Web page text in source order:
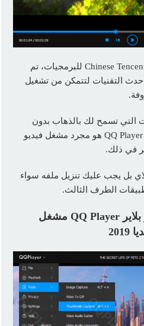
تم تطوير QQ Player بواسطة Chinese Tencent للبرمجيات، تم
التقنيات لتتمكن من تشغيل
التي تسمح لك بالذهاب بدون
برامج أخرى، إذا كنت تعتقد أن QQ Player هو مجرد مشغل فيديو
في ذلك.
بل يجب عليك تنزيل ملفه سواء
الطرف الثالث.
QQ Player مشغل
2019